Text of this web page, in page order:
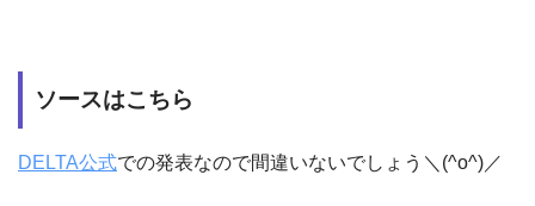
ソースはこちら
DELTA公式での発表なので間違いないでしょう＼(^o^)／